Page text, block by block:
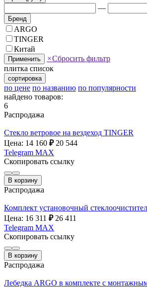
—
Бренд
ARGO
TINGER
Китай
Применить ×Сбросить фильтр
плитка список
сортировка
по цене по названию по популярности
найдено товаров:
6
Распродажа
Стекло ветровое на вездеход TINGER
Цена: 14 160 ₽ 20 544
Telegram MAX
Скопировать ссылку
В корзину
Распродажа
Комплект установочный
Цена: 16 311 ₽ 26 411
Telegram MAX
Скопировать ссылку
В корзину
Распродажа
Лебедка ARGO в комплекте с